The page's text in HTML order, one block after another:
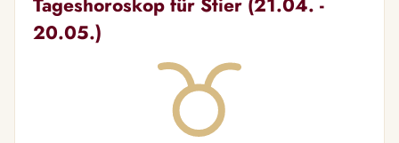
20.05.)